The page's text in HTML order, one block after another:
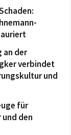
an der
verbindet
und
für
und den